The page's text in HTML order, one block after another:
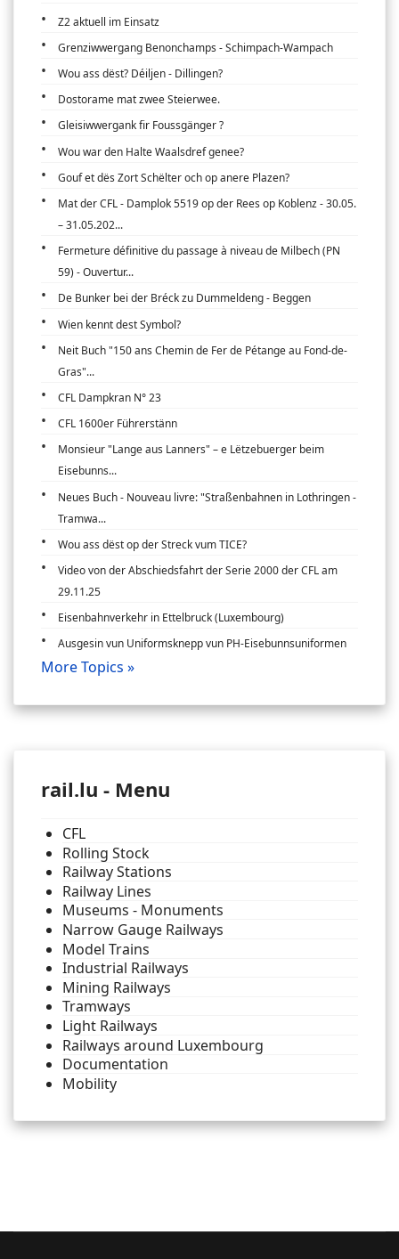
Z2 aktuell im Einsatz
Grenziwwergang Benonchamps - Schimpach-Wampach
Wou ass dëst? Déiljen - Dillingen?
Dostorame mat zwee Steierwee.
Gleisiwwergank fir Foussgänger ?
Wou war den Halte Waalsdref genee?
Gouf et dës Zort Schëlter och op anere Plazen?
Mat der CFL - Damplok 5519 op der Rees op Koblenz - 30.05.
– 31.05.202...
Fermeture définitive du passage à niveau de Milbech (PN
59) - Ouvertur...
De Bunker bei der Bréck zu Dummeldeng - Beggen
Wien kennt dest Symbol?
Neit Buch "150 ans Chemin de Fer de Pétange au Fond-de-
Gras"...
CFL Dampkran N° 23
CFL 1600er Führerstänn
Monsieur "Lange aus Lanners" – e Lëtzebuerger beim
Eisebunns...
Neues Buch - Nouveau livre: "Straßenbahnen in Lothringen -
Tramwa...
Wou ass dëst op der Streck vum TICE?
Video von der Abschiedsfahrt der Serie 2000 der CFL am
29.11.25
Eisenbahnverkehr in Ettelbruck (Luxembourg)
Ausgesin vun Uniformsknepp vun PH-Eisebunnsuniformen
More Topics »
rail.lu - Menu
CFL
Rolling Stock
Railway Stations
Railway Lines
Museums - Monuments
Narrow Gauge Railways
Model Trains
Industrial Railways
Mining Railways
Tramways
Light Railways
Railways around Luxembourg
Documentation
Mobility